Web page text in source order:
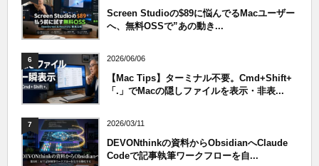
Screen Studioの$89に悩んでるMacユーザー
へ、無料OSSで”あの動き...
6 2026/06/06
【Mac Tips】ターミナル不要。Cmd+Shift+
「.」でMacの隠しファイルを表示・非表...
7 2026/03/11
DEVONthinkの資料からObsidianへClaude
Codeで記事執筆ワークフローを自...